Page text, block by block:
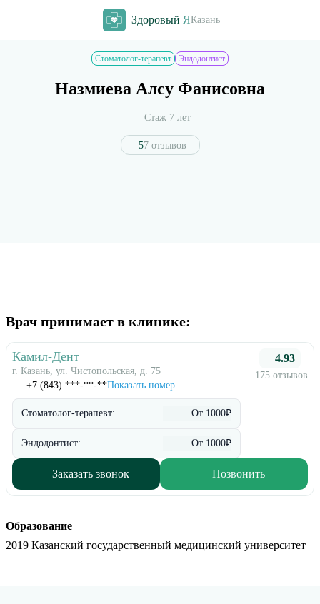
Здоровый ЯКазань
Стоматолог-терапевт Эндодонтист
Назмиева Алсу Фанисовна
Стаж 7 лет
57 отзывов
Врач принимает в клинике:
Камил-Дент
г. Казань, ул. Чистопольская, д. 75
+7 (843) ***-**-**Показать номер
4.93
175 отзывов
Стоматолог-терапевт: От 1000₽
Эндодонтист: От 1000₽
Заказать звонок Позвонить
Образование
2019 Казанский государственный медицинский университет